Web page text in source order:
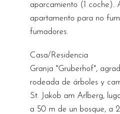
aparcamiento (1 coche).
apartamento para no
fumadores.
Casa/Residencia
Granja "Gruberhof",
rodeada de árboles y
St. Jakob am Arlberg,
a 50 m de un bosque, a